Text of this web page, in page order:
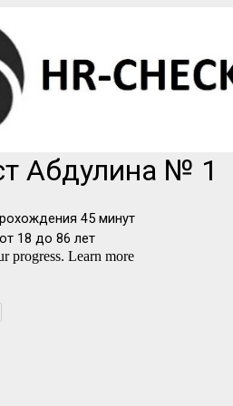
Абдулина № 1
45 минут
18 до 86 лет
progress. Learn more